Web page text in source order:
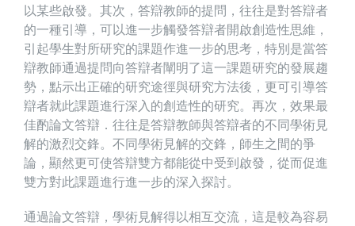
以某些啟發。其次，答辯教師的提問，往往是對答辯者
的一種引導，可以進一步觸發答辯者開啟創造性思維，
引起學生對所研究的課題作進一步的思考，特別是當答
辯教師通過提問向答辯者闡明了這一課題研究的發展趨
勢，點示出正確的研究途徑與研究方法後，更可引導答
辯者就此課題進行深入的創造性的研究。再次，效果最
佳酌論文答辯．往往是答辯教師與答辯者的不同學術見
解的激烈交鋒。不同學術見解的交鋒，師生之間的爭
論，顯然更可使答辯雙方都能從中受到啟發，從而促進
雙方對此課題進行進一步的深入探討。
通過論文答辯，學術見解得以相互交流，這是較為容易